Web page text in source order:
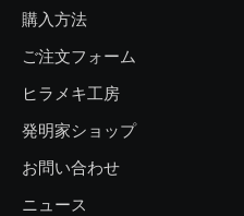
購入方法
ご注文フォーム
ヒラメキ工房
発明家ショップ
お問い合わせ
ニュース